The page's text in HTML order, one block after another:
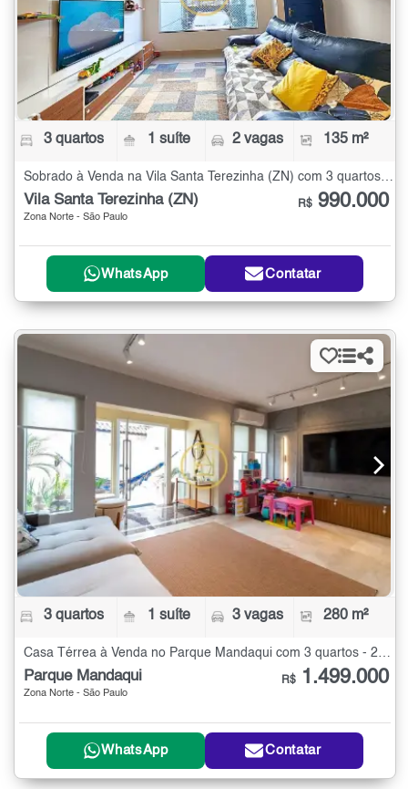
3 quartos 1 suíte 2 vagas 135 m²
Sobrado à Venda na Vila Santa Terezinha (ZN) com 3 quartos - 135 m²
Vila Santa Terezinha (ZN)
Zona Norte - São Paulo
R$ 990.000
WhatsApp Contatar
3 quartos 1 suíte 3 vagas 280 m²
Casa Térrea à Venda no Parque Mandaqui com 3 quartos - 280 m²
Parque Mandaqui
Zona Norte - São Paulo
R$ 1.499.000
WhatsApp Contatar